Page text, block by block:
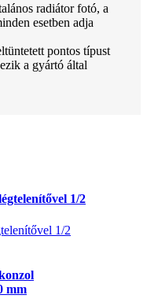
radiátor fotó, a
esetben adja
pontos típust
a gyártó által
1/2
1/2
mm